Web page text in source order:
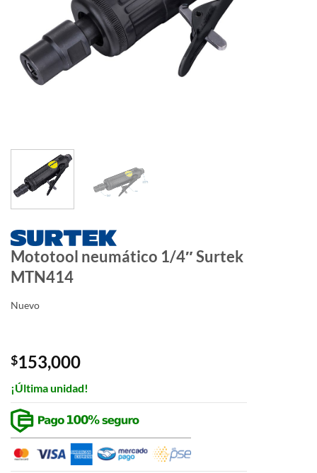
Mototool neumático 1/4″ Surtek
MTN414
Nuevo
$153,000
¡Última unidad!